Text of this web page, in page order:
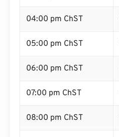
04:00 pm ChST
05:00 pm ChST
06:00 pm ChST
07:00 pm ChST
08:00 pm ChST